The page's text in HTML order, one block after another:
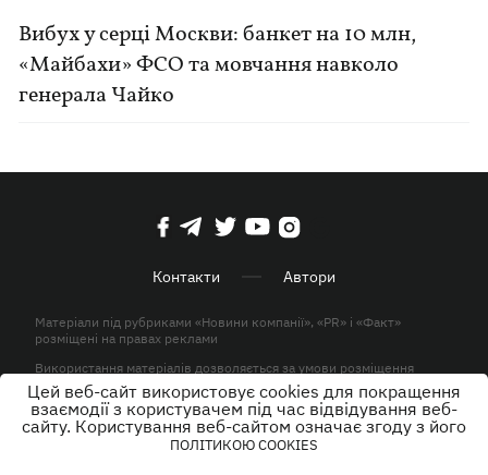
Вибух у серці Москви: банкет на 10 млн,
«Майбахи» ФСО та мовчання навколо
генерала Чайко
Контакти Автори
Матеріали під рубриками «Новини компанії», «PR» і «Факт»
розміщені на правах реклами
Використання матеріалів дозволяється за умови розміщення
активного гіперпосилання на KP.UA в першому абзаці.
© ТОВ «ЮЛАВ МЕДІА» 2026. Всі права захищені.
Цей веб-сайт використовує cookies для покращення
взаємодії з користувачем під час відвідування веб-
сайту. Користування веб-сайтом означає згоду з його
ПОЛІТИКОЮ COOKIES